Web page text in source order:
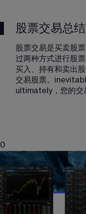
股票交易总结
股票交易是买卖股
过两种方式进行股
买入、持有和卖出
交易股票。
ultimately，您的交
0